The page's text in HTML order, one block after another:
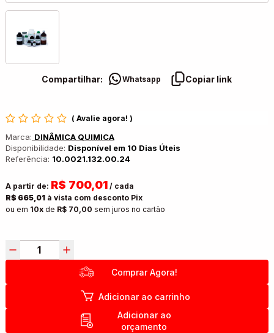
Compartilhar: Whatsapp Copiar link
( Avalie agora! )
Marca: DINÂMICA QUIMICA
Disponibilidade: Disponível em 10 Dias Úteis
Referência: 10.0021.132.00.24
A partir de: R$ 700,01 / cada
R$ 665,01à vista com desconto Pix
ou em 10xde R$ 70,00 sem juros no cartão
Comprar Agora!
Adicionar ao carrinho
Adicionar ao
orçamento